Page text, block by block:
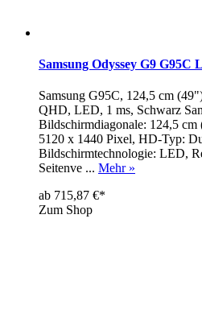
Samsung Odyssey G9
Samsung G95C, 124,5 cm
QHD, LED, 1 ms, Schwarz
Bildschirmdiagonale: 124,5
5120 x 1440 Pixel, HD-Typ:
Bildschirmtechnologie: LED,
Seitenve ... Mehr »
ab 715,87 €*
Zum Shop